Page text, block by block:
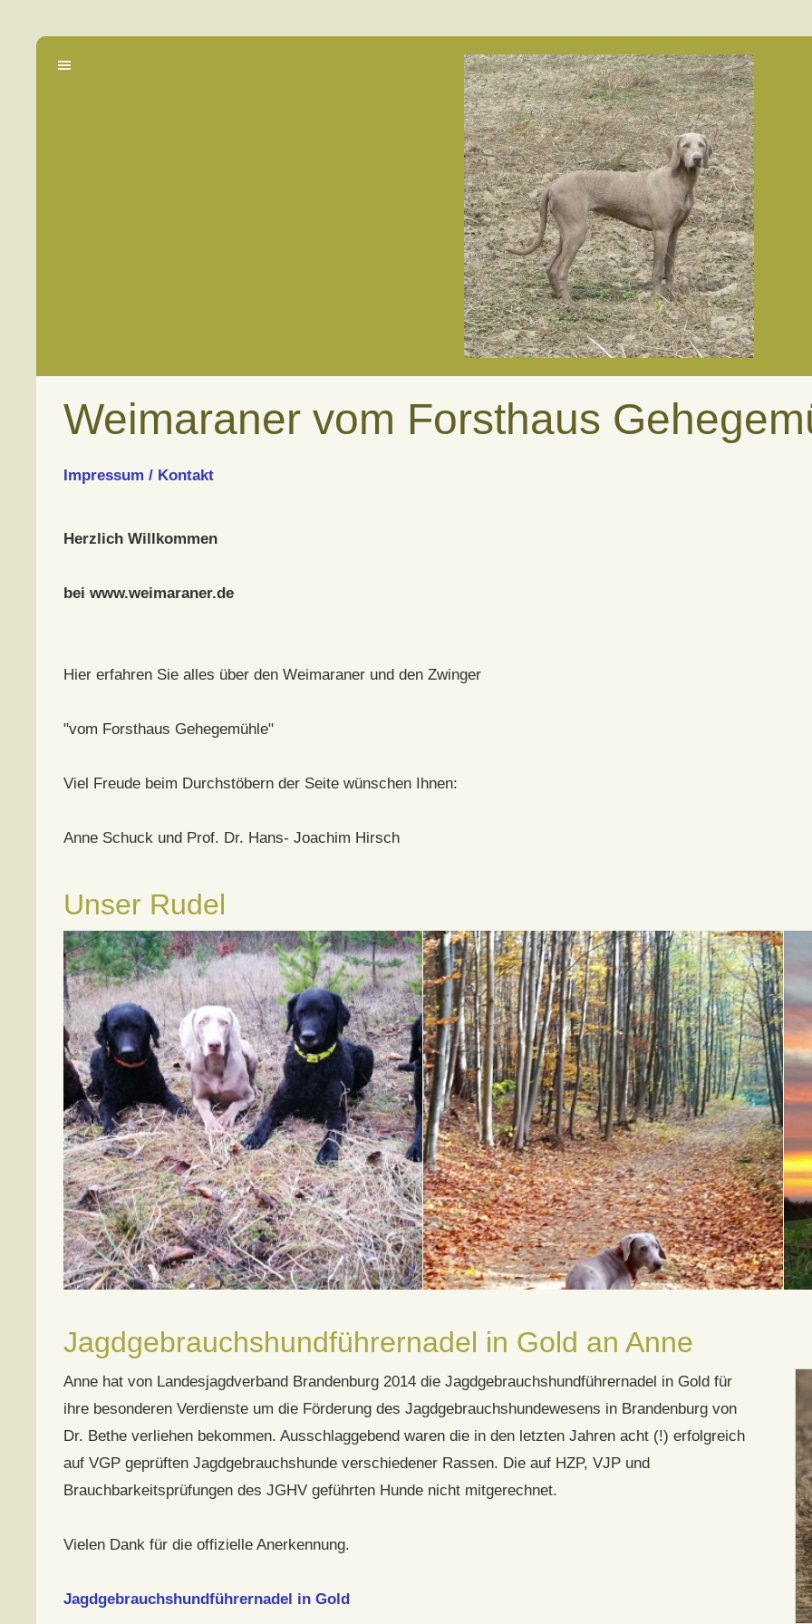
Weimaraner vom Forsthaus
Impressum / Kontakt
Herzlich Willkommen
bei www.weimaraner.de
Hier erfahren Sie alles über den Weimaraner und den Zwinger
"vom Forsthaus Gehegemühle"
Viel Freude beim Durchstöbern der Seite wünschen Ihnen:
Anne Schuck und Prof. Dr. Hans- Joachim Hirsch
Unser Rudel
Jagdgebrauchshundführernadel in Gold an Anne
Anne hat von Landesjagdverband Brandenburg 2014 die Jagdgebrauchshundführernadel in Gold für
ihre besonderen Verdienste um die Förderung des Jagdgebrauchshundewesens in Brandenburg von
Dr. Bethe verliehen bekommen. Ausschlaggebend waren die in den letzten Jahren acht (!) erfolgreich
auf VGP geprüften Jagdgebrauchshunde verschiedener Rassen. Die auf HZP, VJP und
Brauchbarkeitsprüfungen des JGHV geführten Hunde nicht mitgerechnet.
Vielen Dank für die offizielle Anerkennung.
Jagdgebrauchshundführernadel in Gold